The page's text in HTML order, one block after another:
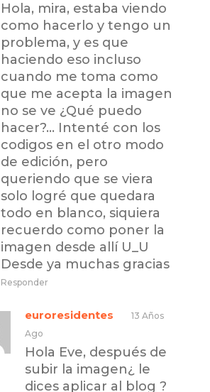
Hola, mira, estaba viendo
como hacerlo y tengo un
problema, y es que
haciendo eso incluso
cuando me toma como
que me acepta la imagen
no se ve ¿Qué puedo
hacer?… Intenté con los
codigos en el otro modo
de edición, pero
queriendo que se viera
solo logré que quedara
todo en blanco, siquiera
recuerdo como poner la
imagen desde allí U_U
Desde ya muchas gracias
Responder
euroresidentes
13 Años
Ago
Hola Eve, después de
subir la imagen¿ le
dices aplicar al blog ?